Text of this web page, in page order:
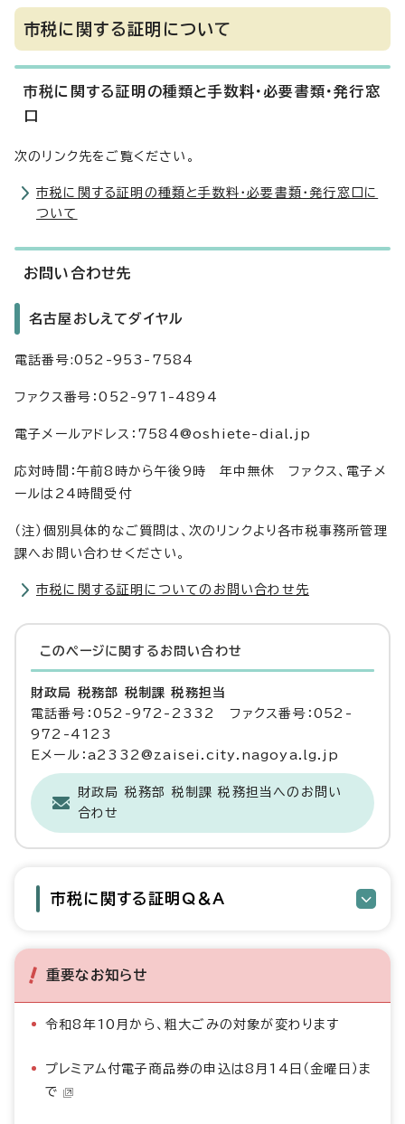
市税に関する証明について
市税に関する証明の種類と手数料・必要書類・発行窓
口
次のリンク先をご覧ください。
市税に関する証明の種類と手数料・必要書類・発行窓口に
ついて
お問い合わせ先
名古屋おしえてダイヤル
電話番号:052-953-7584
ファクス番号：052-971-4894
電子メールアドレス：7584@oshiete-dial.jp
応対時間：午前8時から午後9時 年中無休 ファクス、電子メ
ールは24時間受付
（注）個別具体的なご質問は、次のリンクより各市税事務所管理
課へお問い合わせください。
市税に関する証明についてのお問い合わせ先
このページに関する お問い合わせ
財政局 税務部 税制課 税務担当
電話番号：052-972-2332 ファクス番号：052-
972-4123
Eメール：a2332@zaisei.city.nagoya.lg.jp
財政局 税務部 税制課 税務担当へのお問い
合わせ
市税に関する証明Q＆A
重要なお知らせ
令和8年10月から、粗大ごみの対象が変わります
プレミアム付電子商品券の申込は8月14日（金曜日）ま
で